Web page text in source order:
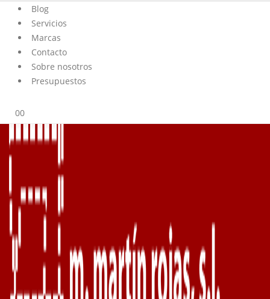
Blog
Servicios
Marcas
Contacto
Sobre nosotros
Presupuestos
00